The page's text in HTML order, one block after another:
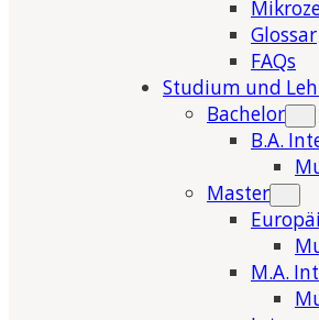
Glossar
FAQs
Studium und
Bachelor
B.A.
Master
M.A.